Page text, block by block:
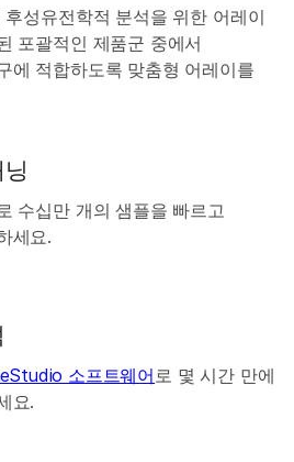
성유전학적 분석을 위한 어레이
포괄적인 제품군 중에서
에 적합하도록 맞춤형 어레이를
수십만 개의 샘플을 빠르고
세요.
소프트웨어 로 몇 시간 만에
요.